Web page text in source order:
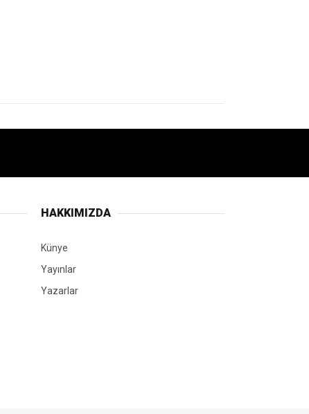
HAKKIMIZDA
Künye
Yayınlar
Yazarlar